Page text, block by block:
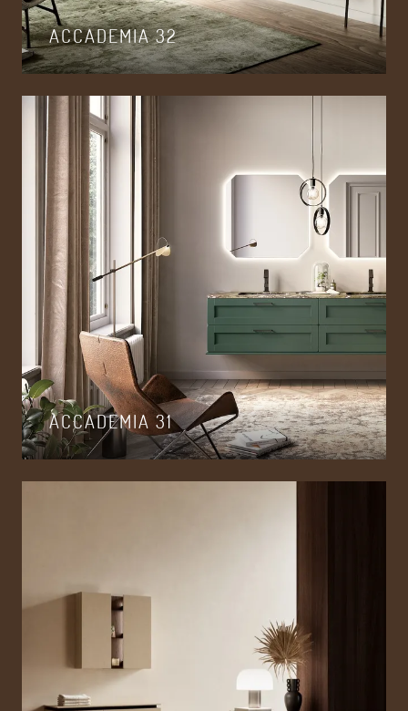
ACCADEMIA 32
ACCADEMIA 31